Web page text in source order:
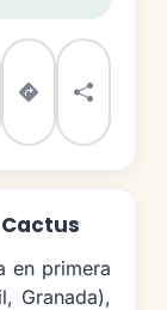
en primera
Granada),